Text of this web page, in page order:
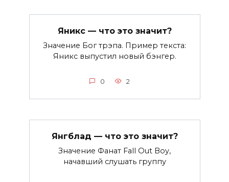
Яникс — что это значит?
Значение Бог трэпа. Пример текста:
Яникс выпустил новый бэнгер.
0 2
Янгблад — что это значит?
Значение Фанат Fall Out Boy,
начавший слушать группу